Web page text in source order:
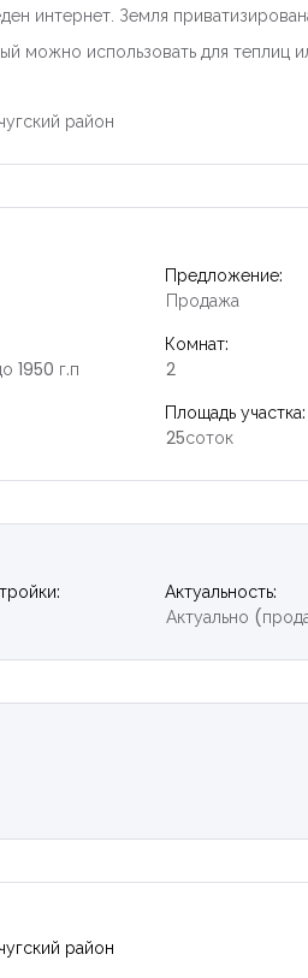
интернет. Земля
можно использовать для теплиц
район
Предложение:
Продажа
1950 г.п
Комнат:
2
Площадь участка:
25соток
Актуальность:
Актуально
район